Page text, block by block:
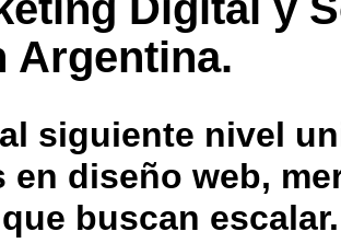
Argentina.
siguiente nivel
diseño web,
buscan escalar.